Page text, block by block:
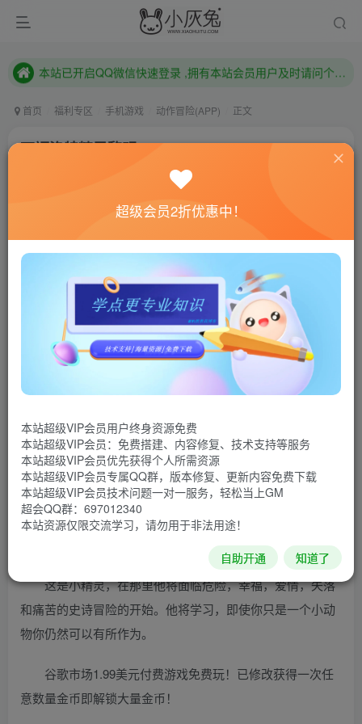
本站已开启QQ微信快速登录 ,拥有本站会员用户及时请问个人中心绑定！
本站已开启QQ微信快速登录 ,拥有本站会员用户及时请问个人中心绑定！
首页 福利专区 手机游戏 动作冒险(APP) 正文
西福洛特精灵黎明v1.0
联网教程： 内附教程
单机教程： 内附教程
不懂的话联系客服！！！
不久前，有一个叫做Sheffelrot村。在村里住着小动物叫
已被从外面的世界隔了几百年的精灵。这些生物不得不控制
土，风，火，水，在某些罕见的情况下，他们甚至可以操纵
这个故事是关于从村小精灵。一个弃儿。他的名字是未
知的，因为没有人关心，要求它。他们都只是称他为精灵。
有一天，小精灵有一个分配带来了特殊的岩石从祭坛回到
Sheffelrot寺庙。他被告知，路径可能是危险的，但奖励是蔚
这是小精灵，在那里他将面临危险，幸福，爱情，失落
和痛苦的史诗冒险的开始。他将学习，即使你只是一个小动
物你仍然可以有所作为。
谷歌市场1.99美元付费游戏免费玩！已修改获得一次任
意数量金币即解锁大量金币！
超级会员2折优惠中！
本站超级VIP会员用户终身资源免费
本站超级VIP会员：免费搭建、内容修复、技术支持等服务
本站超级VIP会员优先获得个人所需资源
本站超级VIP会员专属QQ群，版本修复、更新内容免费下载
本站超级VIP会员技术问题一对一服务，轻松当上GM
超会QQ群：697012340
本站资源仅限交流学习，请勿用于非法用途！
自助开通 知道了